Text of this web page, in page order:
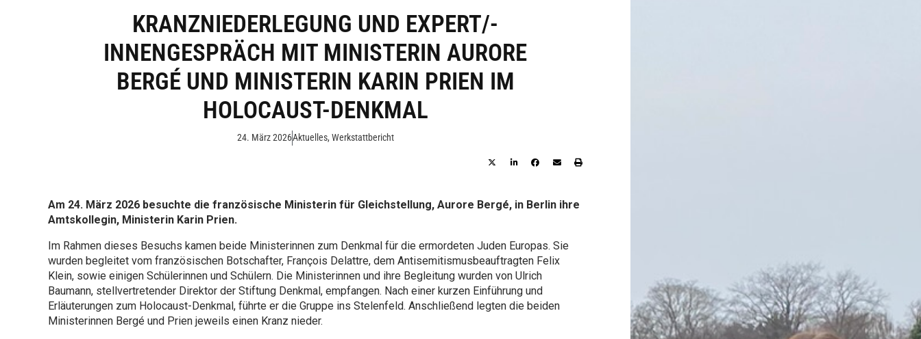
KRANZNIEDERLEGUNG UND EXPERT/-
INNENGESPRÄCH MIT MINISTERIN AURORE
BERGÉ UND MINISTERIN KARIN PRIEN IM
HOLOCAUST-DENKMAL
24. März 2026Aktuelles, Werkstattbericht
Am 24. März 2026 besuchte die französische Ministerin für Gleichstellung, Aurore Bergé, in Berlin ihre
Amtskollegin, Ministerin Karin Prien.
Im Rahmen dieses Besuchs kamen beide Ministerinnen zum Denkmal für die ermordeten Juden Europas. Sie
wurden begleitet vom französischen Botschafter, François Delattre, dem Antisemitismusbeauftragten Felix
Klein, sowie einigen Schülerinnen und Schülern. Die Ministerinnen und ihre Begleitung wurden von Ulrich
Baumann, stellvertretender Direktor der Stiftung Denkmal, empfangen. Nach einer kurzen Einführung und
Erläuterungen zum Holocaust-Denkmal, führte er die Gruppe ins Stelenfeld. Anschließend legten die beiden
Ministerinnen Bergé und Prien jeweils einen Kranz nieder.